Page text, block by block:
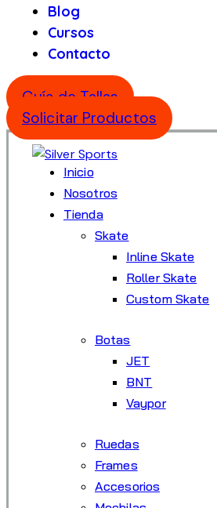
Blog
Cursos
Contacto
Guía de Tallas
Solicitar Productos
Inicio
Nosotros
Tienda
Skate
Inline Skate
Roller Skate
Custom Skate
Botas
JET
BNT
Vaypor
Ruedas
Frames
Accesorios